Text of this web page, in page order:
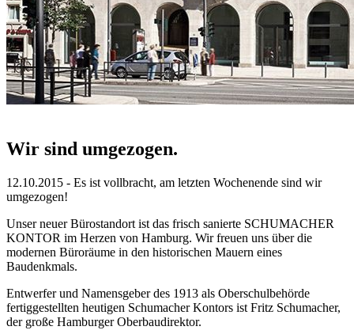
Wir sind umgezogen.
12.10.2015 - Es ist vollbracht, am letzten Wochenende sind wir
umgezogen!
Unser neuer Bürostandort ist das frisch sanierte SCHUMACHER
KONTOR im Herzen von Hamburg. Wir freuen uns über die
modernen Büroräume in den historischen Mauern eines
Baudenkmals.
Entwerfer und Namensgeber des 1913 als Oberschulbehörde
fertiggestellten heutigen Schumacher Kontors ist Fritz Schumacher,
der große Hamburger Oberbaudirektor.